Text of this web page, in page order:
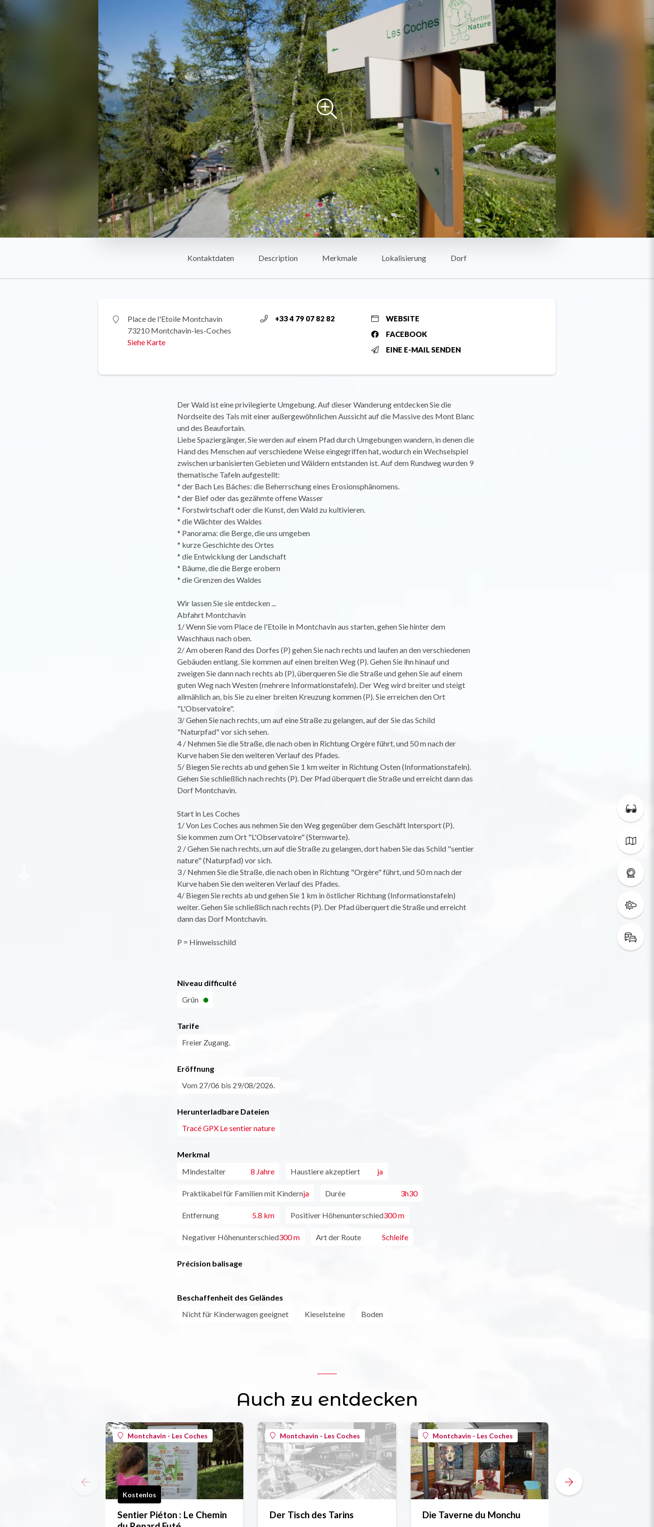
Kontaktdaten Description Merkmale Lokalisierung Dorf
Place de l'Etoile Montchavin
73210 Montchavin-les-Coches
Siehe Karte
+33 4 79 07 82 82
WEBSITE
FACEBOOK
EINE E-MAIL SENDEN
Der Wald ist eine privilegierte Umgebung. Auf dieser Wanderung entdecken Sie die
Nordseite des Tals mit einer außergewöhnlichen Aussicht auf die Massive des Mont Blanc
und des Beaufortain.
Liebe Spaziergänger, Sie werden auf einem Pfad durch Umgebungen wandern, in denen die
Hand des Menschen auf verschiedene Weise eingegriffen hat, wodurch ein Wechselspiel
zwischen urbanisierten Gebieten und Wäldern entstanden ist. Auf dem Rundweg wurden 9
thematische Tafeln aufgestellt:
* der Bach Les Bâches: die Beherrschung eines Erosionsphänomens.
* der Bief oder das gezähmte offene Wasser
* Forstwirtschaft oder die Kunst, den Wald zu kultivieren.
* die Wächter des Waldes
* Panorama: die Berge, die uns umgeben
* kurze Geschichte des Ortes
* die Entwicklung der Landschaft
* Bäume, die die Berge erobern
* die Grenzen des Waldes
Wir lassen Sie sie entdecken ...
Abfahrt Montchavin
1/ Wenn Sie vom Place de l'Etoile in Montchavin aus starten, gehen Sie hinter dem
Waschhaus nach oben.
2/ Am oberen Rand des Dorfes (P) gehen Sie nach rechts und laufen an den verschiedenen
Gebäuden entlang. Sie kommen auf einen breiten Weg (P). Gehen Sie ihn hinauf und
zweigen Sie dann nach rechts ab (P), überqueren Sie die Straße und gehen Sie auf einem
guten Weg nach Westen (mehrere Informationstafeln). Der Weg wird breiter und steigt
allmählich an, bis Sie zu einer breiten Kreuzung kommen (P). Sie erreichen den Ort
"L'Observatoire".
3/ Gehen Sie nach rechts, um auf eine Straße zu gelangen, auf der Sie das Schild
"Naturpfad" vor sich sehen.
4 / Nehmen Sie die Straße, die nach oben in Richtung Orgère führt, und 50 m nach der
Kurve haben Sie den weiteren Verlauf des Pfades.
5/ Biegen Sie rechts ab und gehen Sie 1 km weiter in Richtung Osten (Informationstafeln).
Gehen Sie schließlich nach rechts (P). Der Pfad überquert die Straße und erreicht dann das
Dorf Montchavin.
Start in Les Coches
1/ Von Les Coches aus nehmen Sie den Weg gegenüber dem Geschäft Intersport (P).
Sie kommen zum Ort "L'Observatoire" (Sternwarte).
2 / Gehen Sie nach rechts, um auf die Straße zu gelangen, dort haben Sie das Schild "sentier
nature" (Naturpfad) vor sich.
3 / Nehmen Sie die Straße, die nach oben in Richtung "Orgère" führt, und 50 m nach der
Kurve haben Sie den weiteren Verlauf des Pfades.
4/ Biegen Sie rechts ab und gehen Sie 1 km in östlicher Richtung (Informationstafeln)
weiter. Gehen Sie schließlich nach rechts (P). Der Pfad überquert die Straße und erreicht
dann das Dorf Montchavin.
P = Hinweisschild
Niveau difficulté
Grün
Tarife
Freier Zugang.
Eröffnung
Vom 27/06 bis 29/08/2026.
Herunterladbare Dateien
Tracé GPX Le sentier nature
Merkmal
Mindestalter
8 Jahre Haustiere akzeptiert ja
Praktikabel für Familien mit Kindernja Durée 3h30
Entfernung 5.8 km Positiver Höhenunterschied300 m
Negativer Höhenunterschied300 m Art der Route Schleife
Précision balisage
Beschaffenheit des Geländes
Nicht für Kinderwagen geeignet
Kieselsteine Boden
Auch zu entdecken
Montchavin - Les Coches
Kostenlos
Sentier Piéton : Le Chemin
Montchavin - Les Coches
Der Tisch des Tarins
Montchavin - Les Coches
Die Taverne du Monchu